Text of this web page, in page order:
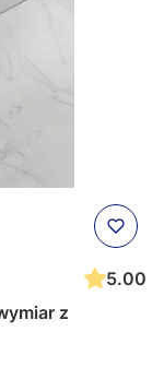
5.00
z